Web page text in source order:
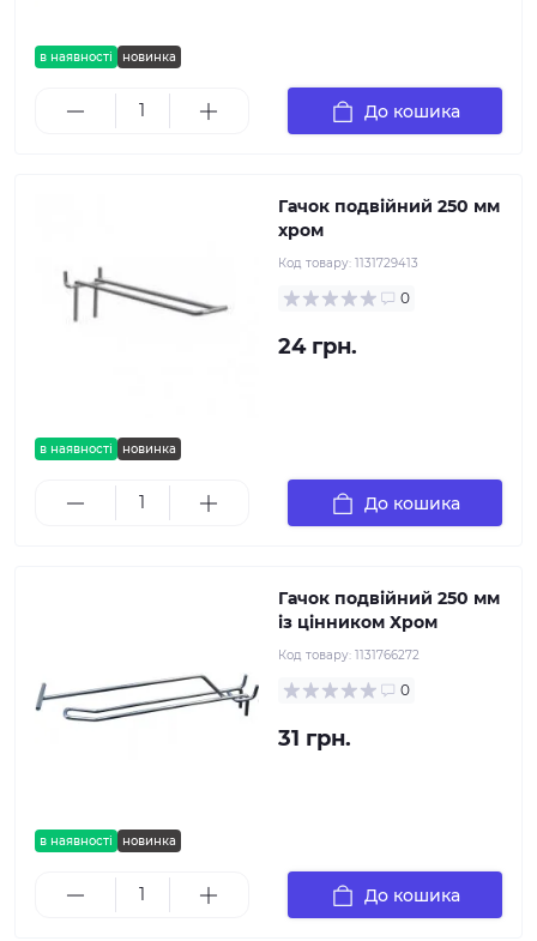
в наявності новинка
До кошика
в наявності новинка
Гачок подвійний 250 мм
хром
Код товару: 1131729413
0
24 грн.
До кошика
в наявності новинка
Гачок подвійний 250 мм
із цінником Хром
Код товару: 1131766272
0
31 грн.
До кошика